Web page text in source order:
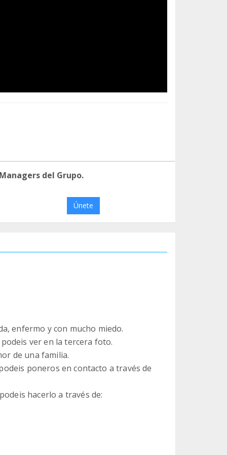
del Grupo.
Únete
enfermo y con mucho miedo.
ver en la tercera foto.
de una familia.
poneros en contacto a través de
hacerlo a través de: